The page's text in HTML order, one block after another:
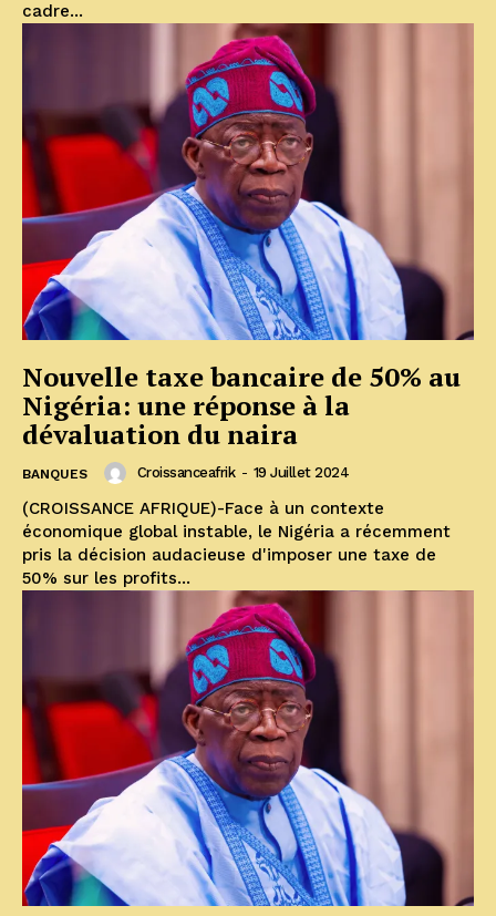
cadre...
Nouvelle taxe bancaire de 50% au
Nigéria: une réponse à la
dévaluation du naira
BANQUES Croissanceafrik - 19 Juillet 2024
(CROISSANCE AFRIQUE)-Face à un contexte
économique global instable, le Nigéria a récemment
pris la décision audacieuse d'imposer une taxe de
50% sur les profits...